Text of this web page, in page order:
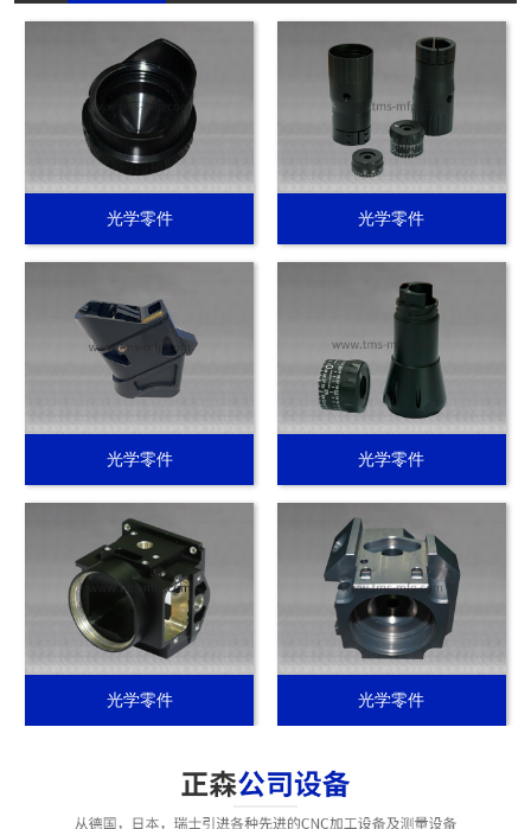
光学零件 光学零件
光学零件 光学零件
光学零件 光学零件